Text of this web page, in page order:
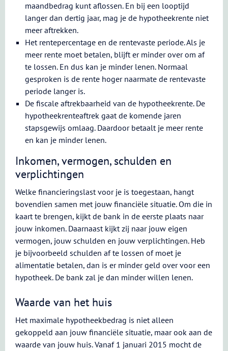
maandbedrag kunt aflossen. En bij een looptijd
langer dan dertig jaar, mag je de hypotheekrente niet
meer aftrekken.
Het rentepercentage en de rentevaste periode. Als je
meer rente moet betalen, blijft er minder over om af
te lossen. En dus kan je minder lenen. Normaal
gesproken is de rente hoger naarmate de rentevaste
periode langer is.
De fiscale aftrekbaarheid van de hypotheekrente. De
hypotheekrenteaftrek gaat de komende jaren
stapsgewijs omlaag. Daardoor betaalt je meer rente
en kan je minder lenen.
Inkomen, vermogen, schulden en
verplichtingen
Welke financieringslast voor je is toegestaan, hangt
bovendien samen met jouw financiële situatie. Om die in
kaart te brengen, kijkt de bank in de eerste plaats naar
jouw inkomen. Daarnaast kijkt zij naar jouw eigen
vermogen, jouw schulden en jouw verplichtingen. Heb
je bijvoorbeeld schulden af te lossen of moet je
alimentatie betalen, dan is er minder geld over voor een
hypotheek. De bank zal je dan minder willen lenen.
Waarde van het huis
Het maximale hypotheekbedrag is niet alleen
gekoppeld aan jouw financiële situatie, maar ook aan de
waarde van jouw huis. Vanaf 1 januari 2015 mocht de